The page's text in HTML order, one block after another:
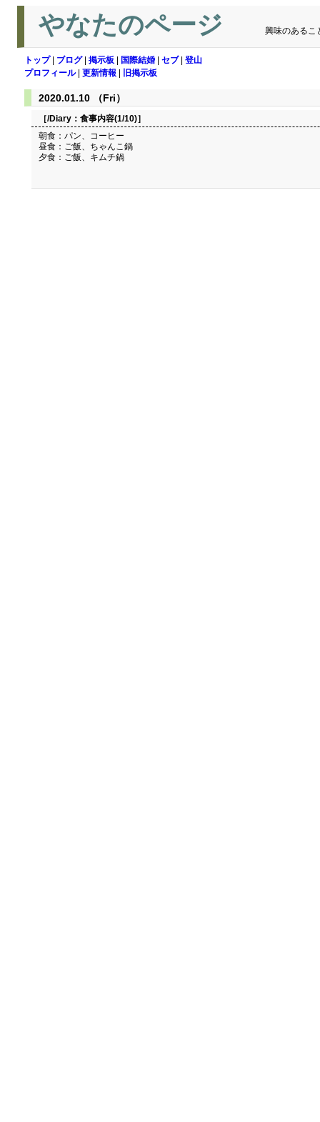
やなたのページ 興味のあるこ
トップ| ブログ| 掲示板 国際結婚 セブ| 登山
プロフィール| 更新情報 旧掲示板
2020.01.10 （Fri）
［/Diary： 食事内容(1/10)］
朝食：パン、コーヒー
昼食：ご飯、ちゃんこ鍋
夕食：ご飯、キムチ鍋